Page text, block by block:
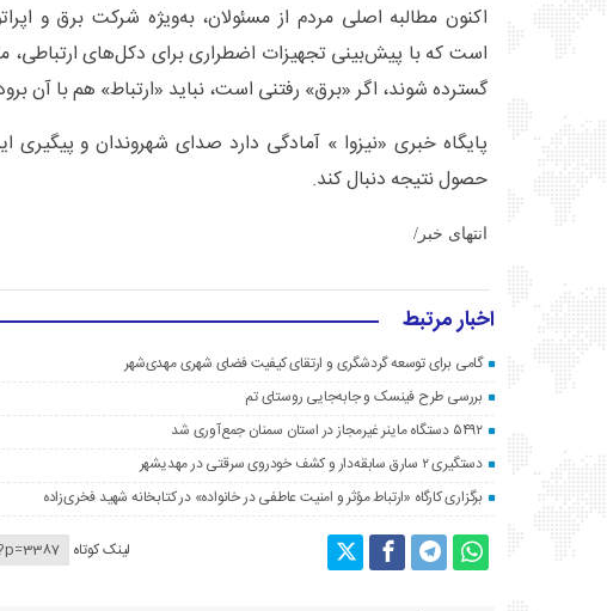
اکنون مطالبه اصلی مردم از مسئولان، به‌ویژه شرکت برق و
است که با پیش‌بینی تجهیزات اضطراری برای دکل‌های ارتباطی،
گسترده شوند، اگر «برق» رفتنی است، نباید «ارتباط» هم با آن
پایگاه خبری «نیزوا » آمادگی دارد صدای شهروندان و پیگیری
حصول نتیجه دنبال کند.
انتهای خبر/
اخبار مرتبط
گامی برای توسعه گردشگری و ارتقای کیفیت فضای شهری مهدی‌شهر
بررسی طرح فینسک و جابه‌جایی روستای تم
۵۴۹۲ دستگاه ماینر غیرمجاز در استان سمنان جمع‌آوری شد
دستگیری ۲ سارق سابقه‌دار و کشف خودروی سرقتی در مهدیشهر
برگزاری کارگاه «ارتباط مؤثر و امنیت عاطفی در خانواده» در کتابخانه شهید فخری‌زاده
لینک کوتاه